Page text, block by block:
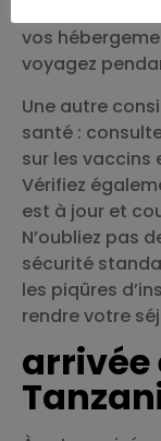
vos
voyagez
Une autre
santé :
sur les vaccins
Vérifiez
est à jour et
N’oubliez pas
sécurité
les piqûres
rendre votre
arrivée